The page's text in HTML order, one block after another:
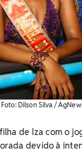
Dilson Silva /
de Iza com o
devido à